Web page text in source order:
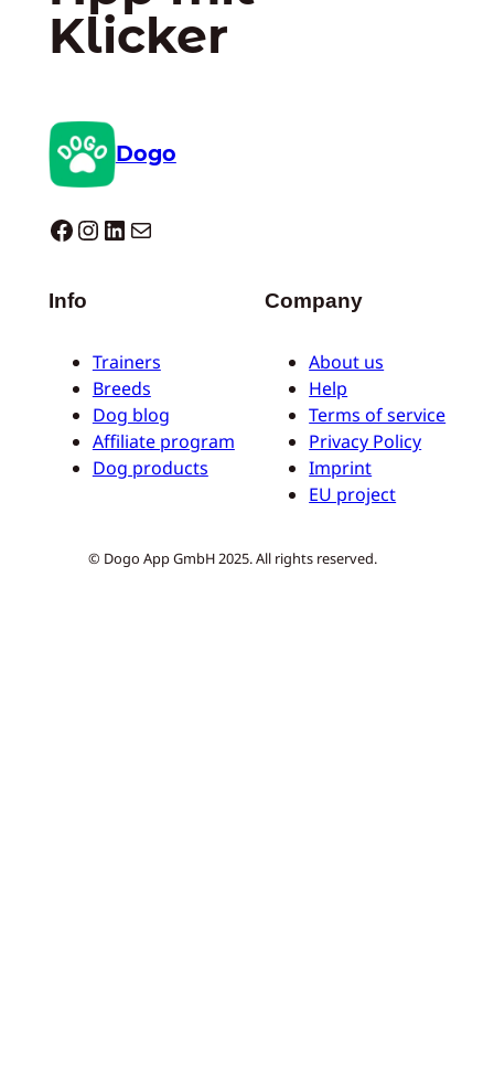
Klicker
Dogo
Dogo facebook InstagramLinkedIn E-Mail
Info
Trainers
Breeds
Dog blog
Affiliate program
Dog products
Company
About us
Help
Terms of service
Privacy Policy
Imprint
EU project
© Dogo App GmbH 2025. All rights reserved.